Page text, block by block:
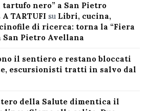
nero” a San Pietro
TARTUFI su Libri, cucina,
di ricerca: torna la “Fiera
San Pietro Avellana
il sentiero e restano bloccati
escursionisti tratti in salvo dal
della Salute dimentica il